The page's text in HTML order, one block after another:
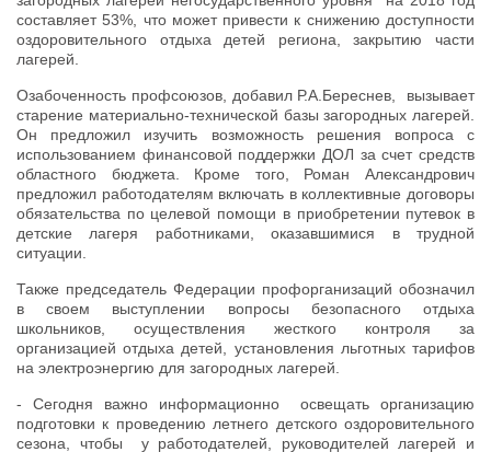
составляет 53%, что может привести к снижению доступности
оздоровительного отдыха детей региона, закрытию части
лагерей.
Озабоченность профсоюзов, добавил Р.А.Береснев, вызывает
старение материально-технической базы загородных лагерей.
Он предложил изучить возможность решения вопроса с
использованием финансовой поддержки ДОЛ за счет средств
областного бюджета. Кроме того, Роман Александрович
предложил работодателям включать в коллективные договоры
обязательства по целевой помощи в приобретении путевок в
детские лагеря работниками, оказавшимися в трудной
ситуации.
Также председатель Федерации профорганизаций обозначил
в своем выступлении вопросы безопасного отдыха
школьников, осуществления жесткого контроля за
организацией отдыха детей, установления льготных тарифов
на электроэнергию для загородных лагерей.
- Сегодня важно информационно освещать организацию
подготовки к проведению летнего детского оздоровительного
сезона, чтобы у работодателей, руководителей лагерей и